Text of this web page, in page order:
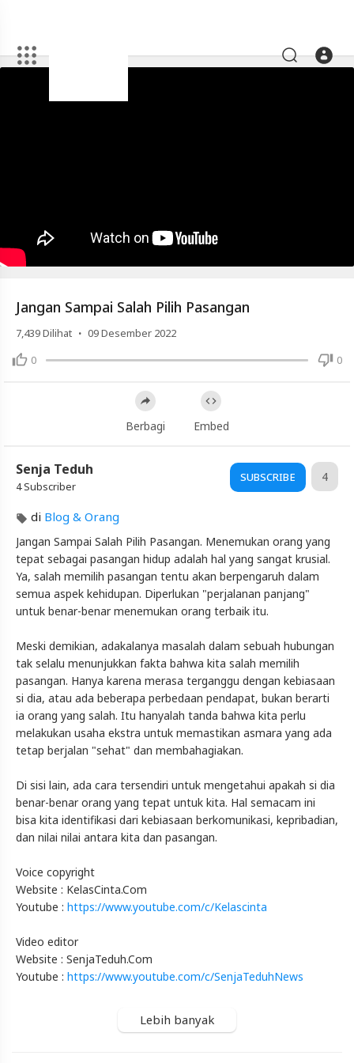
Jangan
Video
Jangan
Sampai
Pilih
Pasangan
Artikel
Sampai
Salah
Pilih
Pasangan
Blackexpo
Platform
Berbagi
Video
Indonesia
Blackexpo
401XD
Group
Jangan Sampai Salah Pilih Pasangan
0 0
7,439Dilihat · 09 Desember 2022
Berbagi Embed
Senja Teduh
4 Subscriber
SUBSCRIBE 4
di Blog & Orang
Jangan Sampai Salah Pilih Pasangan. Menemukan orang yang
tepat sebagai pasangan hidup adalah hal yang sangat krusial.
Ya, salah memilih pasangan tentu akan berpengaruh dalam
semua aspek kehidupan. Diperlukan "perjalanan panjang"
untuk benar-benar menemukan orang terbaik itu.
Meski demikian, adakalanya masalah dalam sebuah hubungan
tak selalu menunjukkan fakta bahwa kita salah memilih
pasangan. Hanya karena merasa terganggu dengan kebiasaan
si dia, atau ada beberapa perbedaan pendapat, bukan berarti
ia orang yang salah. Itu hanyalah tanda bahwa kita perlu
melakukan usaha ekstra untuk memastikan asmara yang ada
tetap berjalan "sehat" dan membahagiakan.
Di sisi lain, ada cara tersendiri untuk mengetahui apakah si dia
benar-benar orang yang tepat untuk kita. Hal semacam ini
bisa kita identifikasi dari kebiasaan berkomunikasi, kepribadian,
dan nilai nilai antara kita dan pasangan.
Voice copyright
Website : KelasCinta.Com
Youtube : https://www.youtube.com/c/Kelascinta
Video editor
Website : SenjaTeduh.Com
Youtube : https://www.youtube.com/c/SenjaTeduhNews
https://www.instagram.com/SenjaTeduhNews
Lebih banyak